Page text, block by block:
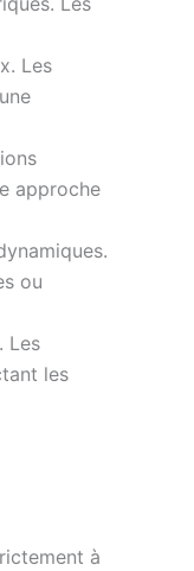
Les
approche
ou
Les
les
à